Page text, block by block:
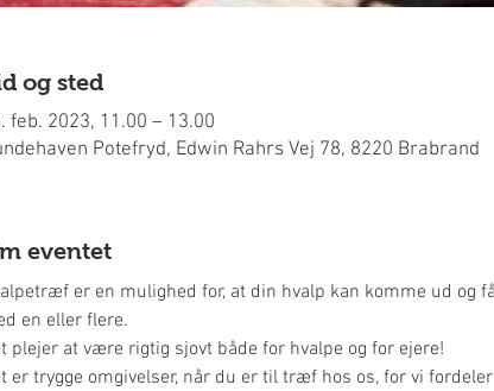
og sted
feb. 2023, 11.00 – 13.00
Potefryd, Edwin Rahrs Vej 78, 8220 Brabrand
eventet
er en mulighed for, at din hvalp kan komme ud og
en eller flere.
plejer at være rigtig sjovt både for hvalpe og for ejere!
er trygge omgivelser, når du er til træf hos os, for vi